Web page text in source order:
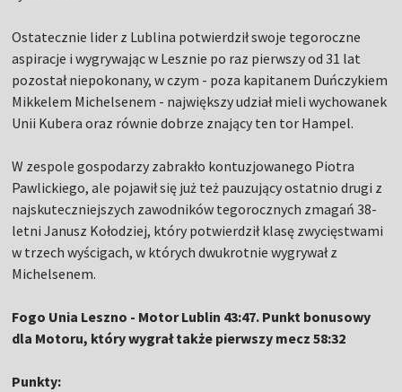
Ostatecznie lider z Lublina potwierdził swoje tegoroczne
aspiracje i wygrywając w Lesznie po raz pierwszy od 31 lat
pozostał niepokonany, w czym - poza kapitanem Duńczykiem
Mikkelem Michelsenem - największy udział mieli wychowanek
Unii Kubera oraz równie dobrze znający ten tor Hampel.
W zespole gospodarzy zabrakło kontuzjowanego Piotra
Pawlickiego, ale pojawił się już też pauzujący ostatnio drugi z
najskuteczniejszych zawodników tegorocznych zmagań 38-
letni Janusz Kołodziej, który potwierdził klasę zwycięstwami
w trzech wyścigach, w których dwukrotnie wygrywał z
Michelsenem.
Fogo Unia Leszno - Motor Lublin 43:47. Punkt bonusowy
dla Motoru, który wygrał także pierwszy mecz 58:32
Punkty: